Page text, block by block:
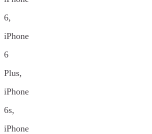
6,
iPhone
6
Plus,
iPhone
6s,
iPhone